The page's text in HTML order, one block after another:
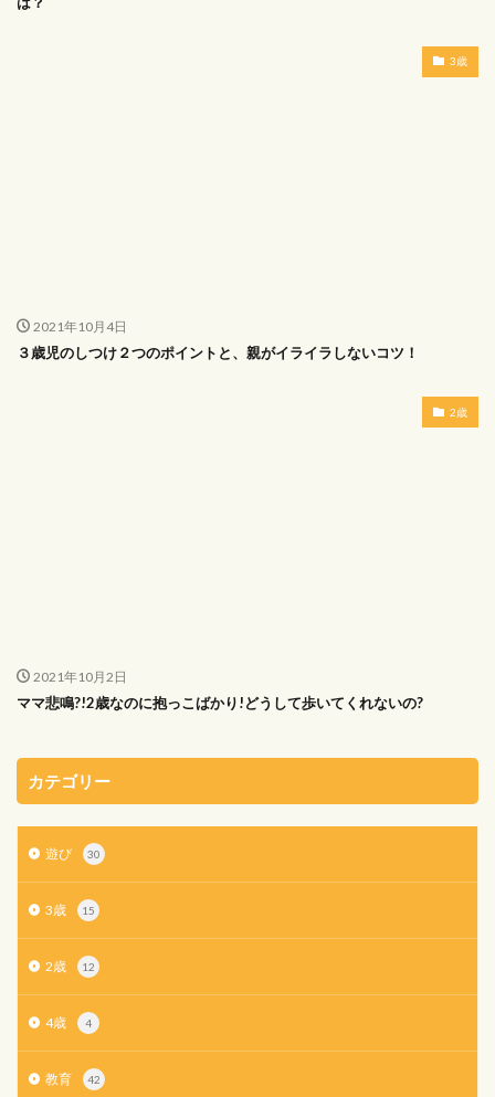
3歳
2021年10月4日
３歳児のしつけ２つのポイントと、親がイライラしないコツ！
2歳
2021年10月2日
ママ悲鳴?!2歳なのに抱っこばかり!どうして歩いてくれないの?
カテゴリー
遊び 30
3歳 15
2歳 12
4歳 4
教育 42